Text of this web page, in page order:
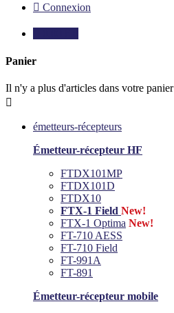
 Connexion
Panier
Il n'y a plus d'articles dans votre panier

émetteurs-récepteurs
Émetteur-récepteur HF
FTDX101MP
FTDX101D
FTDX10
FTX-1 Field New!
FTX-1 Optima New!
FT-710 AESS
FT-710 Field
FT-991A
FT-891
Émetteur-récepteur mobile